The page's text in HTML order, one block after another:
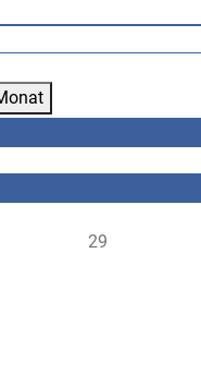
29